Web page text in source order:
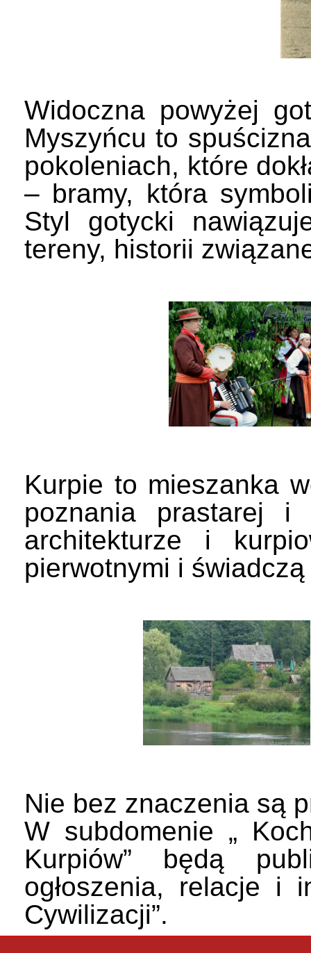
Widoczna powyżej
Myszyńcu to
pokoleniach, które
– bramy, która
Styl gotycki
tereny, historii
Kurpie to mieszanka
poznania prastarej i
architekturze i
pierwotnymi i
Nie bez znaczenia są
W subdomenie „
Kurpiów” będą
ogłoszenia, relacje i
Cywilizacji”.